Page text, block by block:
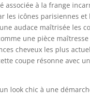
à la frange
les icônes parisiennes et
audace maîtrisée les
une pièce
cheveux les plus
coupe résonne avec
look chic à une